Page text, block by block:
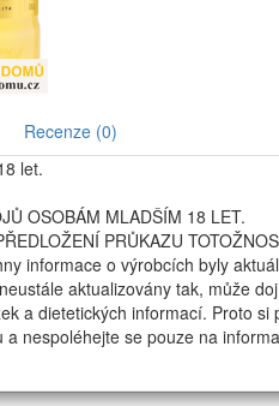
Recenze (0)
let.
OSOBÁM MLADŠÍM 18 LET.
PRŮKAZU
informace o výrobcích byly
aktualizovány tak, může
a dietetických informací. Proto si
nespoléhejte se pouze na